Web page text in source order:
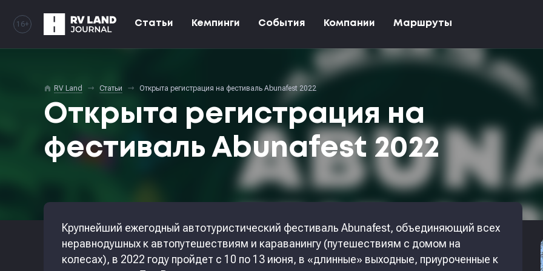
Статьи Кемпинги События Компании Маршруты
16+
home RV Land Статьи Открыта регистрация на фестиваль Abunafest 2022
Открыта регистрация на
фестиваль Abunafest 2022
Крупнейший ежегодный автотуристический фестиваль Abunafest, объединяющий всех
неравнодушных к автопутешествиям и караванингу (путешествиям с домом на
колесах), в 2022 году пройдет с 10 по 13 июня, в «длинные» выходные, приуроченные к